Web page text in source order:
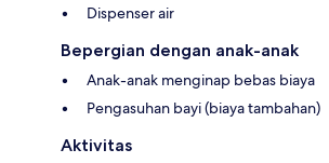
Dispenser air
Bepergian dengan anak-anak
Anak-anak menginap bebas biaya
Pengasuhan bayi (biaya tambahan)
Aktivitas